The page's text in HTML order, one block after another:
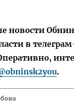
в
.